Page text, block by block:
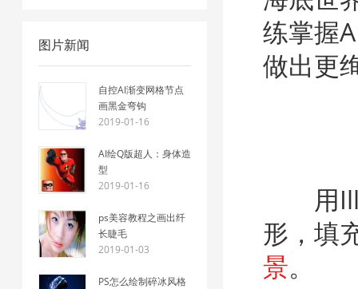
图片新闻
自控AI渐变网格节点
画黑金弯钩
2019-01-16
AI绘Q版超人：身体造
型
2019-01-16
ps美容教程之画出纤
长睫毛
2019-01-03
PS怎么绘制碎冰风格
练掌握
做出更
用
形，填
景。